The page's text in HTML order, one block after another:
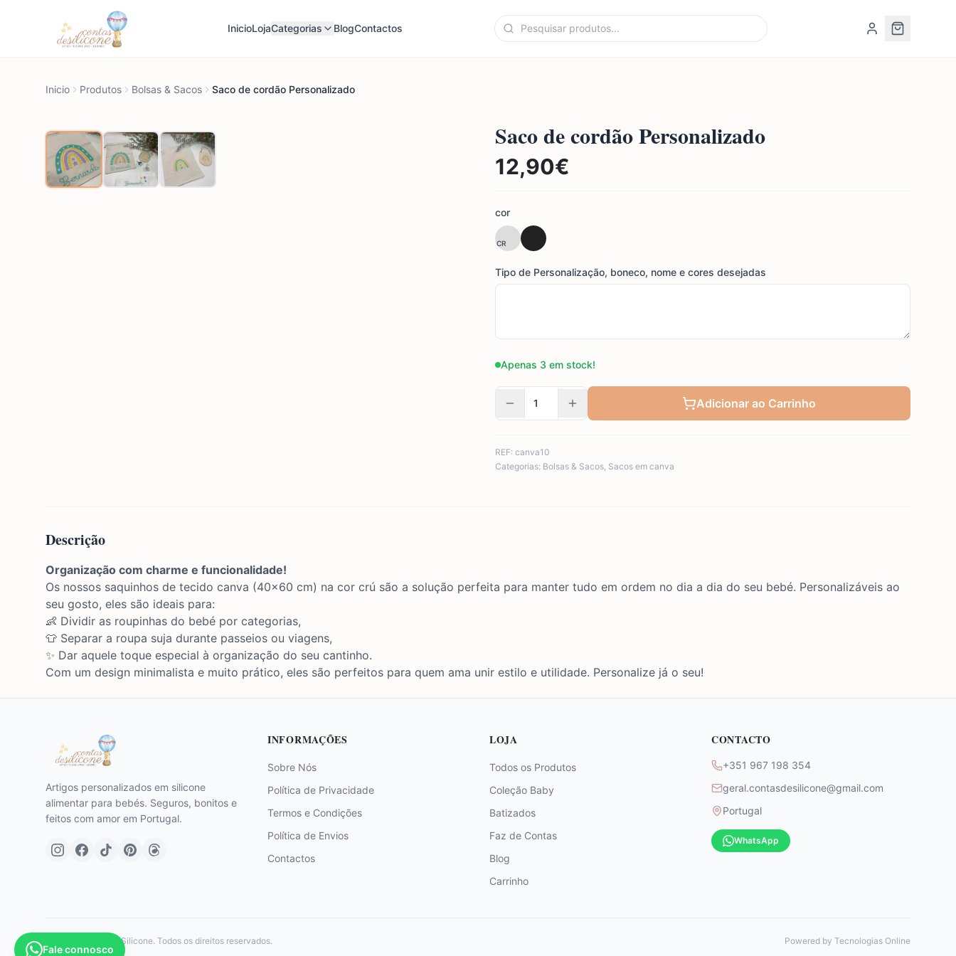
InicioLojaCategorias BlogContactos
Inicio Produtos Bolsas & Sacos Saco de cordão Personalizado
Saco de cordão Personalizado
12,90€
cor
CR
Tipo de Personalização, boneco, nome e cores desejadas
Apenas 3 em stock!
Adicionar ao Carrinho
REF: canva10
Categorias: Bolsas & Sacos, Sacos em canva
Descrição
Organização com charme e funcionalidade!
Os nossos saquinhos de tecido canva (40x60 cm) na cor crú são a solução perfeita para manter tudo em ordem no dia a dia do seu bebé. Personalizáveis ao
seu gosto, eles são ideais para:
👶 Dividir as roupinhas do bebé por categorias,
👕 Separar a roupa suja durante passeios ou viagens,
✨ Dar aquele toque especial à organização do seu cantinho.
Com um design minimalista e muito prático, eles são perfeitos para quem ama unir estilo e utilidade. Personalize já o seu!
Artigos personalizados em silicone
alimentar para bebés. Seguros, bonitos e
feitos com amor em Portugal.
INFORMAÇÕES
Sobre Nós
Política de Privacidade
Termos e Condições
Política de Envios
Contactos
LOJA
Todos os Produtos
Coleção Baby
Batizados
Faz de Contas
Blog
Carrinho
CONTACTO
+351 967 198 354
geral.contasdesilicone@gmail.com
Portugal
WhatsApp
Contas de Silicone. Todos os direitos reservados. Powered by Tecnologias Online
Fale connosco